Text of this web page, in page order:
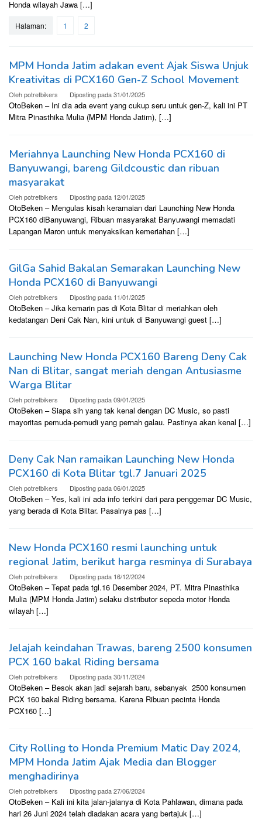
Honda wilayah Jawa […]
Halaman: 1 2
MPM Honda Jatim adakan event Ajak Siswa Unjuk
Kreativitas di PCX160 Gen-Z School Movement
Olehpotretbikers Diposting pada31/01/2025
OtoBeken – Ini dia ada event yang cukup seru untuk gen-Z, kali ini PT
Mitra Pinasthika Mulia (MPM Honda Jatim), […]
Meriahnya Launching New Honda PCX160 di
Banyuwangi, bareng Gildcoustic dan ribuan
masyarakat
Olehpotretbikers Diposting pada 12/01/2025
OtoBeken – Mengulas kisah keramaian dari Launching New Honda
PCX160 diBanyuwangi, Ribuan masyarakat Banyuwangi memadati
Lapangan Maron untuk menyaksikan kemeriahan […]
GilGa Sahid Bakalan Semarakan Launching New
Honda PCX160 di Banyuwangi
Olehpotretbikers Diposting pada 11/01/2025
OtoBeken – Jika kemarin pas di Kota Blitar di meriahkan oleh
kedatangan Deni Cak Nan, kini untuk di Banyuwangi guest […]
Launching New Honda PCX160 Bareng Deny Cak
Nan di Blitar, sangat meriah dengan Antusiasme
Warga Blitar
Olehpotretbikers Diposting pada09/01/2025
OtoBeken – Siapa sih yang tak kenal dengan DC Music, so pasti
mayoritas pemuda-pemudi yang pernah galau. Pastinya akan kenal […]
Deny Cak Nan ramaikan Launching New Honda
PCX160 di Kota Blitar tgl.7 Januari 2025
Olehpotretbikers Diposting pada06/01/2025
OtoBeken – Yes, kali ini ada info terkini dari para penggemar DC Music,
yang berada di Kota Blitar. Pasalnya pas […]
New Honda PCX160 resmi launching untuk
regional Jatim, berikut harga resminya di Surabaya
Olehpotretbikers Diposting pada 16/12/2024
OtoBeken – Tepat pada tgl.16 Desember 2024, PT. Mitra Pinasthika
Mulia (MPM Honda Jatim) selaku distributor sepeda motor Honda
wilayah […]
Jelajah keindahan Trawas, bareng 2500 konsumen
PCX 160 bakal Riding bersama
Olehpotretbikers Diposting pada30/11/2024
OtoBeken – Besok akan jadi sejarah baru, sebanyak 2500 konsumen
PCX 160 bakal Riding bersama. Karena Ribuan pecinta Honda
PCX160 […]
City Rolling to Honda Premium Matic Day 2024,
MPM Honda Jatim Ajak Media dan Blogger
menghadirinya
Olehpotretbikers Diposting pada27/06/2024
OtoBeken – Kali ini kita jalan-jalanya di Kota Pahlawan, dimana pada
hari 26 Juni 2024 telah diadakan acara yang bertajuk […]